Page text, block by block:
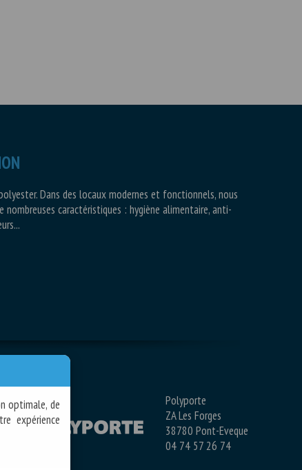
Dans des locaux modernes et fonctionnels, nous
nombreuses caractéristiques : hygiène alimentaire, anti-
Polyporte
ZA Les Forges
38780 Pont-Eveque
04 74 57 26 74
optimale, de
expérience